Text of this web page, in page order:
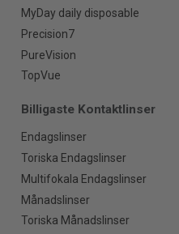
MyDay daily disposable
Precision7
PureVision
TopVue
Billigaste Kontaktlinser
Endagslinser
Toriska Endagslinser
Multifokala Endagslinser
Månadslinser
Toriska Månadslinser